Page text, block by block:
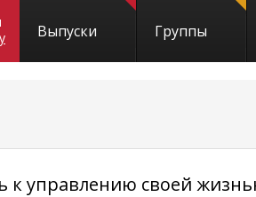
Выпуски Группы
к управлению своей